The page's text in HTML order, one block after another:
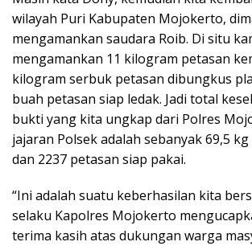
wilayah Puri Kabupaten Mojokerto,
mengamankan saudara Roib. Di situ
mengamankan 11 kilogram petasan
kilogram serbuk petasan dibungkus
buah petasan siap ledak. Jadi total
bukti yang kita ungkap dari Polres
jajaran Polsek adalah sebanyak 69,5
dan 2237 petasan siap pakai.
“Ini adalah suatu keberhasilan kita
selaku Kapolres Mojokerto
terima kasih atas dukungan warga